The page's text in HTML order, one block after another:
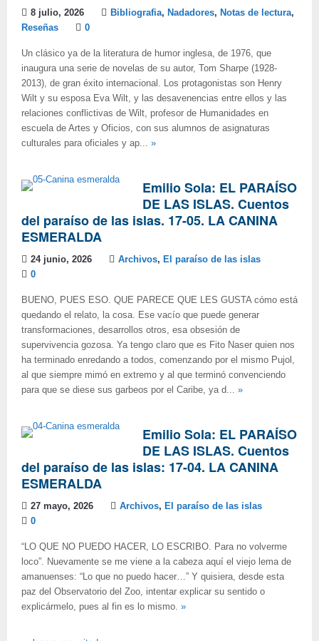
8 julio, 2026 Bibliografia, Nadadores, Notas de lectura,
Reseñas
0
Un clásico ya de la literatura de humor inglesa, de 1976, que
inaugura una serie de novelas de su autor, Tom Sharpe (1928-
2013), de gran éxito internacional. Los protagonistas son Henry
Wilt y su esposa Eva Wilt, y las desavenencias entre ellos y las
relaciones conflictivas de Wilt, profesor de Humanidades en
escuela de Artes y Oficios, con sus alumnos de asignaturas
culturales para oficiales y ap... »
Emilio Sola: EL PARAÍSO
DE LAS ISLAS. Cuentos
del paraíso de las islas. 17-05. LA CANINA
ESMERALDA
24 junio, 2026 Archivos, El paraíso de las islas
0
BUENO, PUES ESO. QUE PARECE QUE LES GUSTA cómo está
quedando el relato, la cosa. Ese vacío que puede generar
transformaciones, desarrollos otros, esa obsesión de
supervivencia gozosa. Ya tengo claro que es Fito Naser quien nos
ha terminado enredando a todos, comenzando por el mismo Pujol,
al que siempre mimó en extremo y al que terminó convenciendo
para que se diese sus garbeos por el Caribe, ya d... »
Emilio Sola: EL PARAÍSO
DE LAS ISLAS. Cuentos
del paraíso de las islas: 17-04. LA CANINA
ESMERALDA
27 mayo, 2026 Archivos, El paraíso de las islas
0
“LO QUE NO PUEDO HACER, LO ESCRIBO. Para no volverme
loco”. Nuevamente se me viene a la cabeza aquí el viejo lema de
amanuenses: “Lo que no puedo hacer…” Y quisiera, desde esta
paz del Observatorio del Zoo, intentar explicar su sentido o
explicármelo, pues al fin es lo mismo. »